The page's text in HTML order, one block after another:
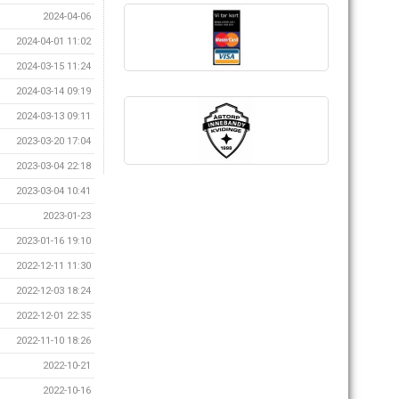
2024-04-06
2024-04-01 11:02
2024-03-15 11:24
2024-03-14 09:19
2024-03-13 09:11
2023-03-20 17:04
2023-03-04 22:18
2023-03-04 10:41
2023-01-23
2023-01-16 19:10
2022-12-11 11:30
2022-12-03 18:24
2022-12-01 22:35
2022-11-10 18:26
2022-10-21
2022-10-16